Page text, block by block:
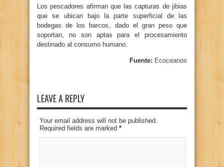
Los pescadores afirman que las capturas de jibias
que se ubican bajo la parte superficial de las
bodegas de los barcos, dado el gran peso que
soportan, no son aptas para el procesamiento
destinado al consumo humano.
Fuente: Ecoceanos
LEAVE A REPLY
Your email address will not be published.
Required fields are marked *